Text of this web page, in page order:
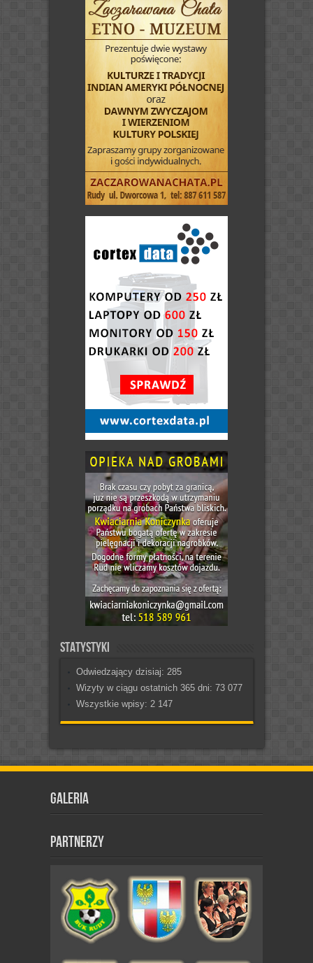
Statystyki
Odwiedzający dzisiaj: 285
Wizyty w ciągu ostatnich 365 dni: 73 077
Wszystkie wpisy: 2 147
Galeria
Partnerzy